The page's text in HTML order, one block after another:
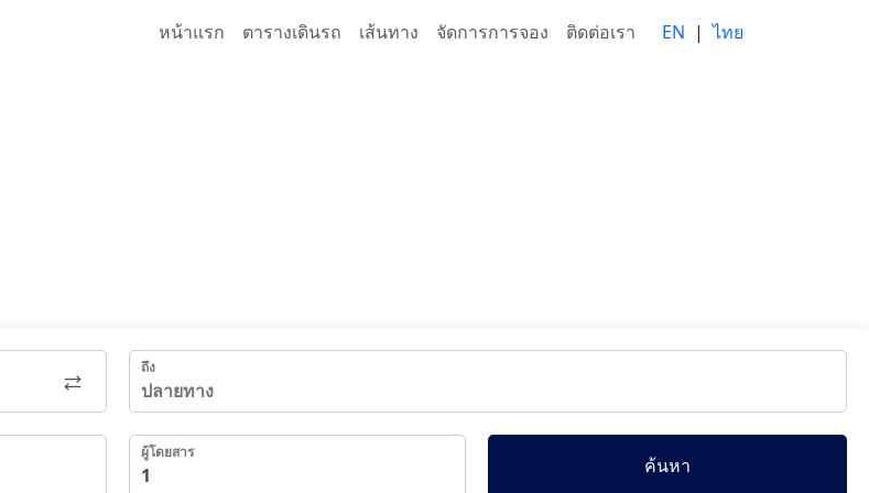
หน้าแรก ตารางเดินรถ เส้นทาง จัดการการจอง ติดต่อเรา EN | ไทย
ถึง
ผู้โดยสาร
ค้นหา